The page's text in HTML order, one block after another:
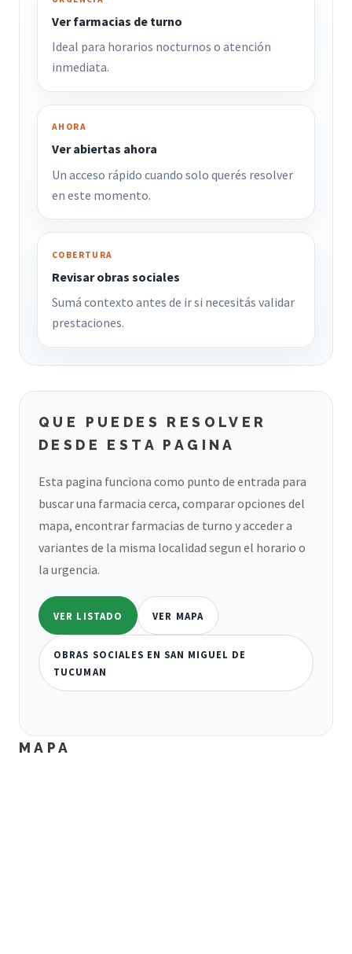
Ver farmacias de turno
Ideal para horarios nocturnos o atención
inmediata.
AHORA
Ver abiertas ahora
Un acceso rápido cuando solo querés resolver
en este momento.
COBERTURA
Revisar obras sociales
Sumá contexto antes de ir si necesitás validar
prestaciones.
QUE PUEDES RESOLVER
DESDE ESTA PAGINA
Esta pagina funciona como punto de entrada para
buscar una farmacia cerca, comparar opciones del
mapa, encontrar farmacias de turno y acceder a
variantes de la misma localidad segun el horario o
la urgencia.
VER LISTADO VER MAPA
OBRAS SOCIALES EN SAN MIGUEL DE
TUCUMAN
MAPA